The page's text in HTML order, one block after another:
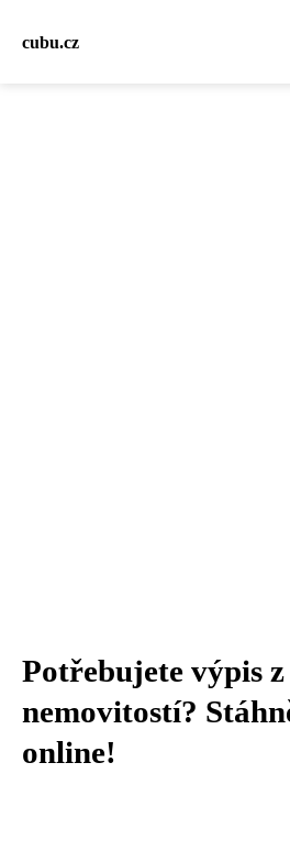
cubu.cz
Potřebujete výpis
nemovitostí?
online!